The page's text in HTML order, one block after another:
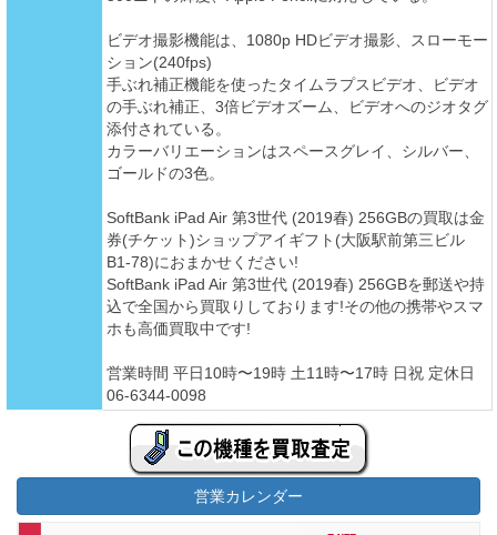
ビデオ撮影機能は、1080p HDビデオ撮影、スローモー
ション(240fps)
手ぶれ補正機能を使ったタイムラプスビデオ、ビデオ
の手ぶれ補正、3倍ビデオズーム、ビデオへのジオタグ
添付されている。
カラーバリエーションはスペースグレイ、シルバー、
ゴールドの3色。
SoftBank iPad Air 第3世代 (2019春) 256GBの買取は金
券(チケット)ショップアイギフト(大阪駅前第三ビル
B1-78)におまかせください!
SoftBank iPad Air 第3世代 (2019春) 256GBを郵送や持
込で全国から買取りしております!その他の携帯やスマ
ホも高価買取中です!
営業時間 平日10時〜19時 土11時〜17時 日祝 定休日
06-6344-0098
営業カレンダー